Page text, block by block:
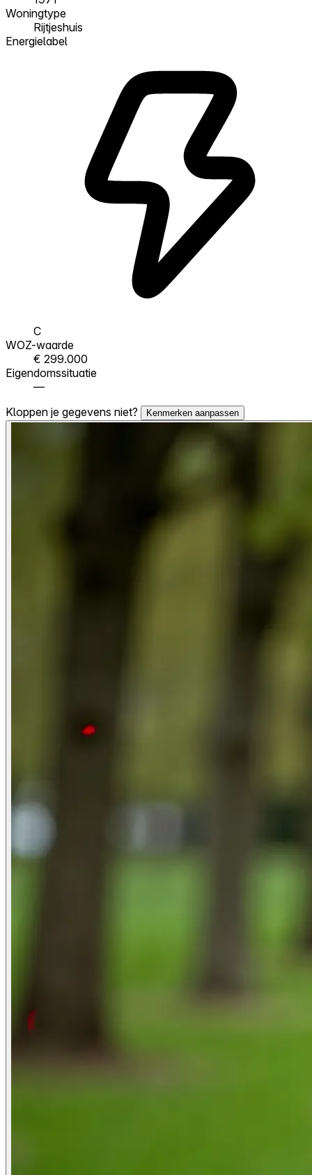
Woningtype
Rijtjeshuis
Energielabel
C
WOZ-waarde
€ 299.000
Eigendomssituatie
—
Kloppen je gegevens niet?
Kenmerken aanpassen